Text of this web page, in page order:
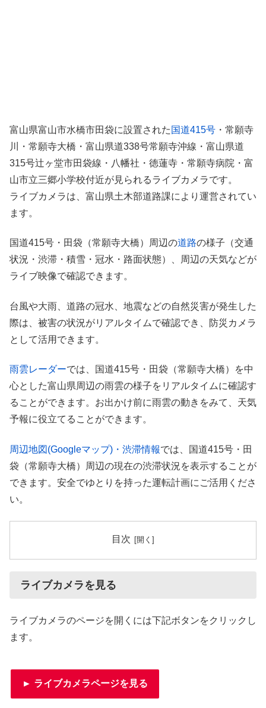
富山県富山市水橋市田袋に設置された 国道415号 ・常願寺
川・常願寺大橋・富山県道338号常願寺沖線・富山県道
315号辻ヶ堂市田袋線・八幡社・徳蓮寺・常願寺病院・富
山市立三郷小学校付近が見られるライブカメラです。
ライブカメラは、富山県土木部道路課により運営されてい
ます。
国道415号・田袋（常願寺大橋）周辺の道路の様子（交通
状況・渋滞・積雪・冠水・路面状態）、周辺の天気などが
ライブ映像で確認できます。
台風や大雨、道路の冠水、地震などの自然災害が発生した
際は、被害の状況がリアルタイムで確認でき、防災カメラ
として活用できます。
雨雲レーダーでは、国道415号・田袋（常願寺大橋）を中
心とした富山県周辺の雨雲の様子をリアルタイムに確認す
ることができます。お出かけ前に雨雲の動きをみて、天気
予報に役立てることができます。
周辺地図(Googleマップ)・渋滞情報では、国道415号・田
袋（常願寺大橋）周辺の現在の渋滞状況を表示することが
できます。安全でゆとりを持った運転計画にご活用くださ
い。
目次
ライブカメラを見る
ライブカメラのページを開くには下記ボタンをクリックし
ます。
► ライブカメラページを見る